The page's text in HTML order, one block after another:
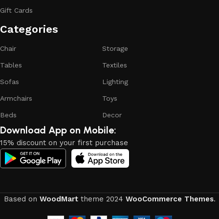
of their products, excellent operational characteristics,
attractive appearance of the products, a long period of use
of the furniture, as well as safety.
Gift Cards
Categories​
Chair
Tables
Sofas
Armchairs
Beds
Storage
Textiles
Lighting
Toys
Decor
Download App on Mobile:
15% discount on your first purchase
Based on WoodMarttheme 2024 WooCommerce Themes.